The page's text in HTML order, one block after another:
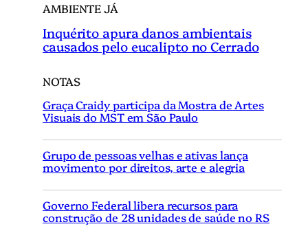
AMBIENTE JÁ
Inquérito apura danos ambientais
causados pelo eucalipto no Cerrado
NOTAS
Graça Craidy participa da Mostra de Artes
Visuais do MST em São Paulo
Grupo de pessoas velhas e ativas lança
movimento por direitos, arte e alegria
Governo Federal libera recursos para
construção de 28 unidades de saúde no RS